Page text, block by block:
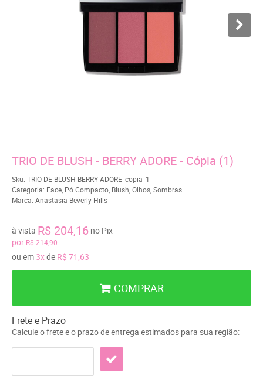
TRIO DE BLUSH - BERRY ADORE - Cópia (1)
Sku: TRIO-DE-BLUSH-BERRY-ADORE_copia_1
Categoria: Face Pó Compacto Blush Olhos Sombras
Marca: Anastasia Beverly Hills
por R$ 214,90
à vista R$ 204,16 no Pix
ou em3xde R$ 71,63
COMPRAR
Frete e Prazo
Calcule o frete e o prazo de entrega estimados para sua região: